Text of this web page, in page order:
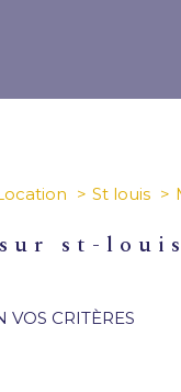
St louis
st-louis
VOS CRITÈRES